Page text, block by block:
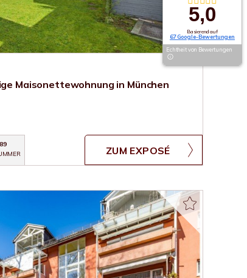
Maisonettewohnung in München
ZUM EXPOSÉ
5,0
Basierend auf
67 Google-Bewertungen
Echtheit von Bewertungen